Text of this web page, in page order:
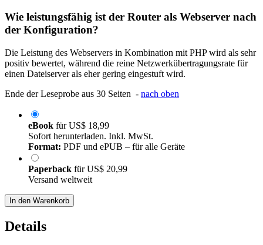
Wie leistungsfähig ist der Router als Webserver nach
der Konfiguration?
Die Leistung des Webservers in Kombination mit PHP wird als sehr
positiv bewertet, während die reine Netzwerkübertragungsrate für
einen Dateiserver als eher gering eingestuft wird.
Ende der Leseprobe aus 30 Seiten - nach oben
eBook fürUS$ 18,99
Sofort herunterladen. Inkl. MwSt.
Format: PDF und ePUB – für alle Geräte
Paperback fürUS$ 20,99
Versand weltweit
In den Warenkorb
Details